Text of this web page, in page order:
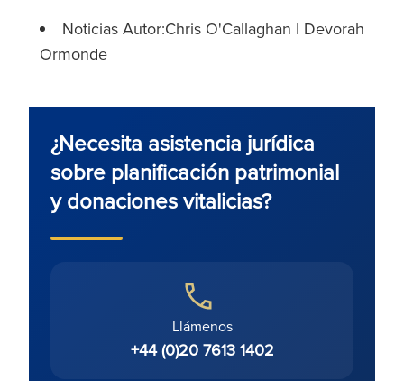
Noticias Autor:Chris O'Callaghan | Devorah
Ormonde
¿Necesita asistencia jurídica
sobre planificación patrimonial
y donaciones vitalicias?
Llámenos
+44 (0)20 7613 1402